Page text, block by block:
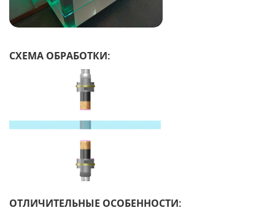
СХЕМА ОБРАБОТКИ:
ОТЛИЧИТЕЛЬНЫЕ ОСОБЕННОСТИ: